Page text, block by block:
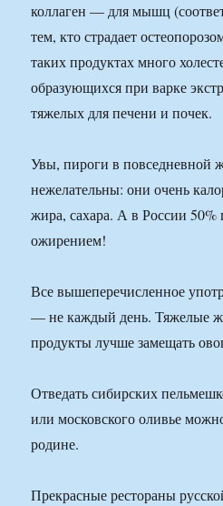
коллаген — для мышц
тем, кто страдает
таких продуктах много
образующихся при варке
тяжелых для печени и почек.
Увы, пироги в повседневной
нежелательны: они очень
жира, сахара. А в России 50%
ожирением!
Все вышеперечисленное
— не каждый день. Тяжелые
продукты лучше замещать
Отведать сибирских
или московского оливье
родине.
Прекрасные рестораны